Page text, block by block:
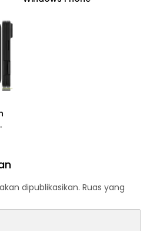
dipublikasikan. Ruas yang